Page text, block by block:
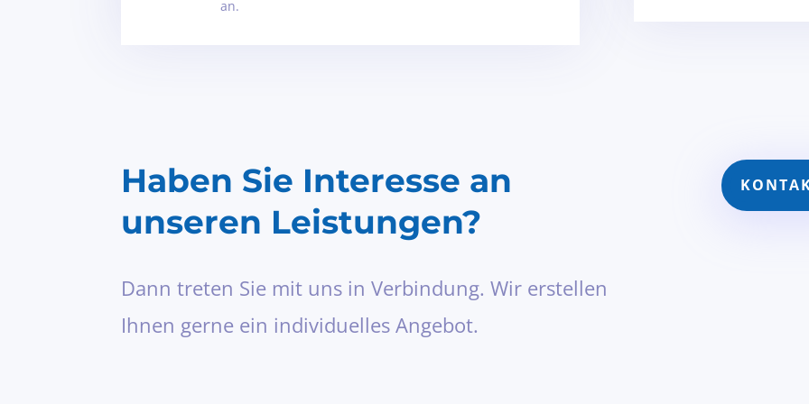
an.
Haben Sie Interesse an
unseren Leistungen?
Dann treten Sie mit uns in Verbindung. Wir erstellen
Ihnen gerne ein individuelles Angebot.